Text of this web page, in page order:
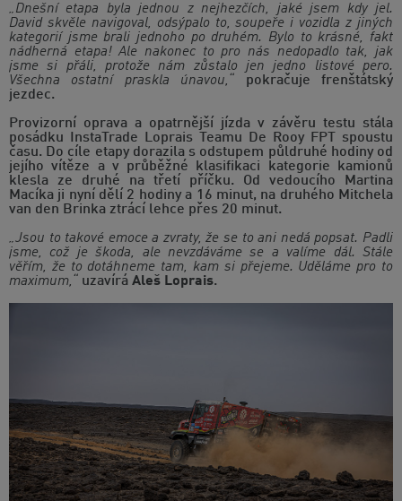
„Dnešní etapa byla jednou z nejhezčích, jaké jsem kdy jel.
David skvěle navigoval, odsýpalo to, soupeře i vozidla z jiných
kategorií jsme brali jednoho po druhém. Bylo to krásné, fakt
nádherná etapa! Ale nakonec to pro nás nedopadlo tak, jak
jsme si přáli, protože nám zůstalo jen jedno listové pero.
Všechna ostatní praskla únavou,“
pokračuje frenštátský
jezdec.
Provizorní oprava a opatrnější jízda v závěru testu stála
posádku InstaTrade Loprais Teamu De Rooy FPT spoustu
času. Do cíle etapy dorazila s odstupem půldruhé hodiny od
jejího vítěze a v průběžné klasifikaci kategorie kamionů
klesla ze druhé na třetí příčku. Od vedoucího Martina
Macíka ji nyní dělí 2 hodiny a 16 minut, na druhého Mitchela
van den Brinka ztrácí lehce přes 20 minut.
„Jsou to takové emoce a zvraty, že se to ani nedá popsat. Padli
jsme, což je škoda, ale nevzdáváme se a valíme dál. Stále
věřím, že to dotáhneme tam, kam si přejeme. Uděláme pro to
maximum,“
uzavírá Aleš Loprais.